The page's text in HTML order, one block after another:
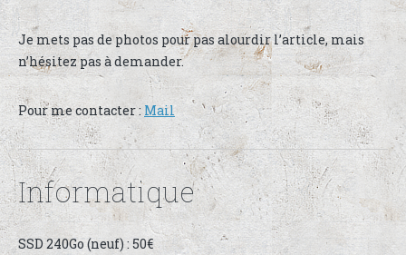
Je mets pas de photos pour pas alourdir l’article, mais
n’hésitez pas à demander.
Pour me contacter : Mail
Informatique
SSD 240Go (neuf) : 50€